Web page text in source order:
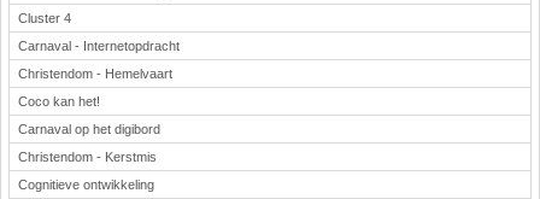
Cluster 4
Carnaval - Internetopdracht
Christendom - Hemelvaart
Coco kan het!
Carnaval op het digibord
Christendom - Kerstmis
Cognitieve ontwikkeling